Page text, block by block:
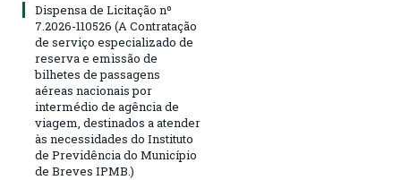
Dispensa de Licitação nº
7.2026-110526 (A Contratação
de serviço especializado de
reserva e emissão de
bilhetes de passagens
aéreas nacionais por
intermédio de agência de
viagem, destinados a atender
às necessidades do Instituto
de Previdência do Município
de Breves IPMB.)